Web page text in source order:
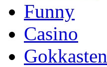
Funny
Casino
Gokkasten